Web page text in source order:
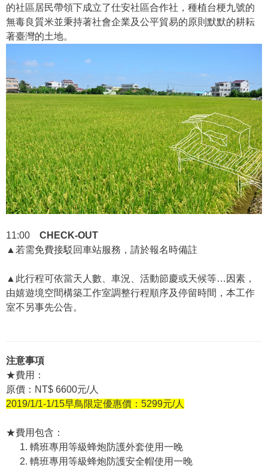
的社區居民帶領下成立了仕安社區合作社，種植台梗九號的
無毒良質米並秉持著社會企業及公平貿易的原則默默的耕耘
著臺灣的土地。
11:00 CHECK-OUT
▲若需免費接駁回車站服務，請於報名時備註
▲此行程可依當天人數、車況、活動節慶或天候等…因素，
由嬉遊境空間構築工作室調整行程順序及停留時間，本工作
室不另事先公告。
注意事項
★費用：
原價：NT$ 6600元/人
2019/1/1-1/15早鳥限定優惠價：5299元/人
★費用包含：
轎班專用等級蜂炮防護外套使用一晚
轎班專用等級蜂炮防護安全帽使用一晚